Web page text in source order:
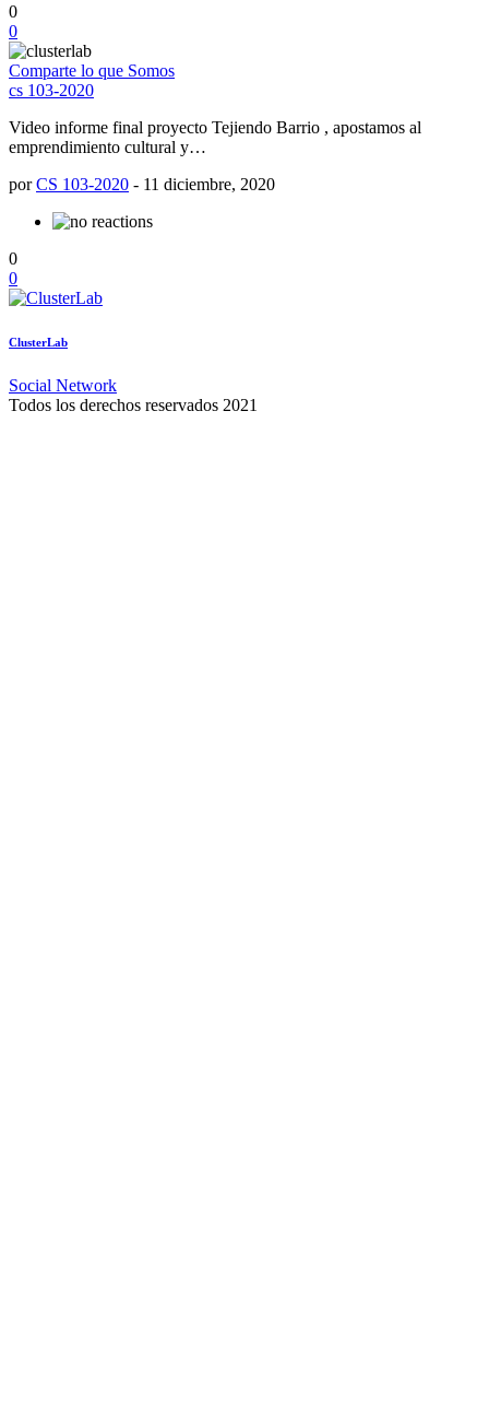
0
0
Comparte lo que Somos
cs 103-2020
Video informe final proyecto Tejiendo Barrio , apostamos al
emprendimiento cultural y…
porCS 103-2020 - 11 diciembre, 2020
0
0
ClusterLab
Social Network
Todos los derechos reservados 2021